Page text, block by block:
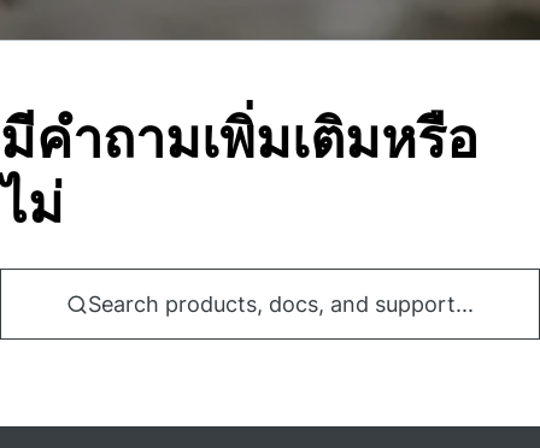
มีคําถามเพิ่มเติมหรือ
ไม่
Search products, docs, and support...